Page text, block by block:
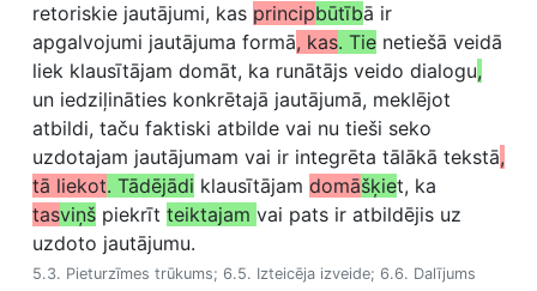
retoriskie jautājumi, kas principbūtībā ir
apgalvojumi jautājuma formā, kas. Tie netiešā veidā
liek klausītājam domāt, ka runātājs veido dialogu,
un iedziļināties konkrētajā jautājumā, meklējot
atbildi, taču faktiski atbilde vai nu tieši seko
uzdotajam jautājumam vai ir integrēta tālākā tekstā,
tā liekot. Tādējādi klausītājam domāšķiet, ka
tasviņš piekrīt teiktajam vai pats ir atbildējis uz
uzdoto jautājumu.
5.3. Pieturzīmes trūkums; 6.5. Izteicēja izveide; 6.6. Dalījums